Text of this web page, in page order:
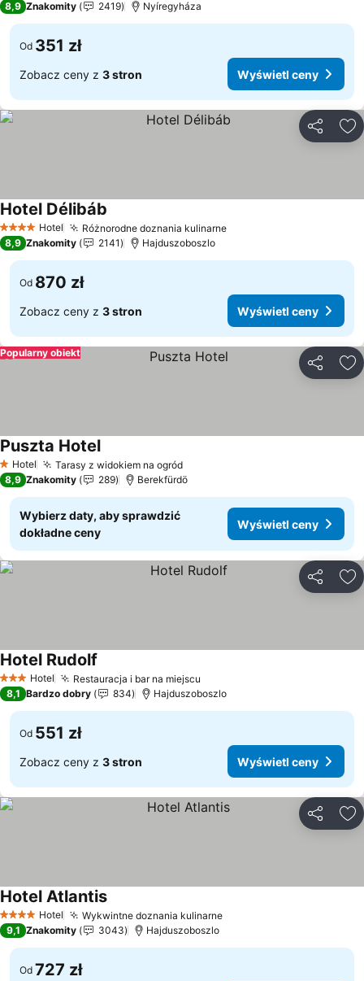
8,9 Znakomity 2419 Nyíregyháza
Od 351 zł
Zobacz ceny z 3 stron Wyświetl ceny
4 KategoriaHotel Różnorodne doznania kulinarneWyświetl ceny
Hotel Délibáb
8,9 Znakomity 2141 Hajduszoboszlo
Od 870 zł
Zobacz ceny z 3 stron Wyświetl ceny
Popularny obiekt
1 Kategoria
Hotel Tarasy z widokiem na ogródWyświetl ceny
Puszta HotelWyświetl ceny
8,9 Znakomity 289 Berekfürdö
Wybierz daty, aby sprawdzić
dokładne ceny
Wyświetl ceny
3 Kategoria
Hotel Restauracja i bar na miejscu
Hotel Rudolf
8,1 Bardzo dobry 834 Hajduszoboszlo
Od 551 zł
Zobacz ceny z 3 stron Wyświetl ceny
4 KategoriaHotel Wykwintne doznania kulinarneWyświetl ceny
Hotel AtlantisWyświetl ceny
9,1 Znakomity 3043 Hajduszoboszlo
Od 727 zł